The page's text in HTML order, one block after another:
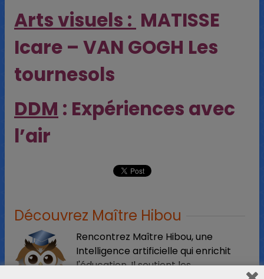
Arts visuels : MATISSE
Icare – VAN GOGH Les
tournesols
DDM : Expériences avec
l’air
Découvrez Maître Hibou
Rencontrez Maître Hibou, une
Intelligence artificielle qui enrichit
l'éducation. Il soutient les